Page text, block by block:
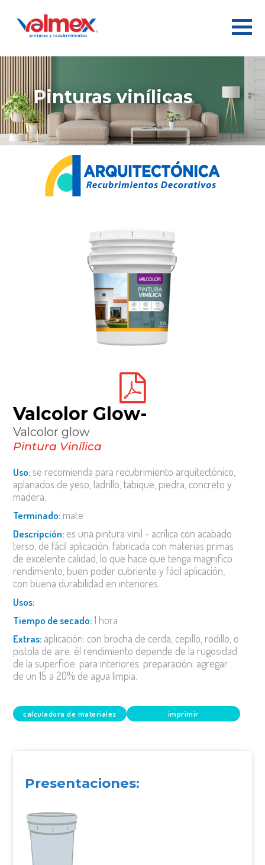
pinturas vinílicas
Valcolor Glow-
valcolor glow
Pintura Vinílica
uso:se recomienda para recubrimiento arquitectónico,
aplanados de yeso, ladrillo, tabique, piedra, concreto y
madera.
terminado: mate
descripción: es una pintura vinil - acrílica con acabado
terso, de fácil aplicación. fabricada con materias primas
de excelente calidad, lo que hace que tenga magnifico
rendimiento, buen poder cubriente y fácil aplicación,
con buena durabilidad en interiores.
usos:
tiempo de secado:1 hora
extras: aplicación: con brocha de cerda, cepillo, rodillo, o
pistola de aire. él rendimiento depende de la rugosidad
de la superficie. para interiores. preparación: agregar
de un 15 a 20% de agua limpia.
calculadora de materiales imprimir
Presentaciones: